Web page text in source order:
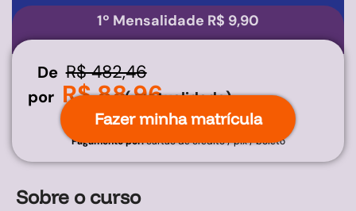
Sobre o curso
1º Mensalidade R$ 9,90
De R$ 482,46
por R$ 88,96(pontualidade)
Fazer minha matrícula
Pagamento por:cartão de crédito / pix / boleto